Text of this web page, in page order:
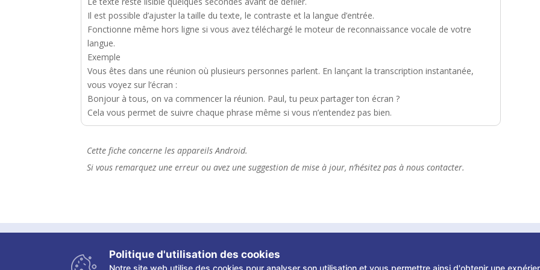
Il est possible d’ajuster la taille du texte, le contraste et la langue d’entrée.
Fonctionne même hors ligne si vous avez téléchargé le moteur de reconnaissance vocale de votre
langue.
Exemple
Vous êtes dans une réunion où plusieurs personnes parlent. En lançant la transcription instantanée,
vous voyez sur l’écran :
Bonjour à tous, on va commencer la réunion. Paul, tu peux partager ton écran ?
Cela vous permet de suivre chaque phrase même si vous n’entendez pas bien.
Cette fiche concerne les appareils Android.
Si vous remarquez une erreur ou avez une suggestion de mise à jour, n’hésitez pas à nous contacter.
Copyright ©2026 Les fiches tactiles du CRETH – Tous droits réservés
Politique d'utilisation des cookies
Notre site web utilise des cookies pour analyser son utilisation et vous permettre ainsi d'obtenir une